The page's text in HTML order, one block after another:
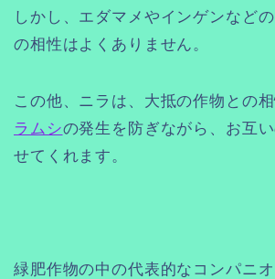
しかし、エダマメやインゲンなど
の相性はよくありません。
この他、ニラは、大抵の作物との相
ラムシの発生を防ぎながら、お互
せてくれます。
緑肥作物の中の代表的なコンパニ